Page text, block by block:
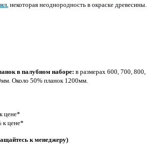
, некоторая неоднородность в окраске древесины.
в палубном наборе: в размерах 600, 700, 800,
Около 50% планок 1200мм.
цене*
к цене*
к менеджеру)